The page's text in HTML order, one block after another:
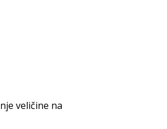
veličine na